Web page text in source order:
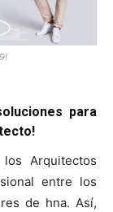
para
Arquitectos
entre los
de hna. Así,